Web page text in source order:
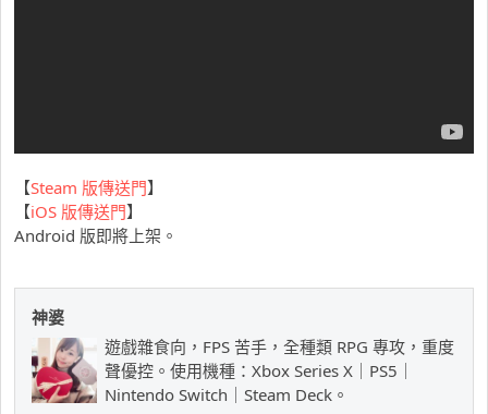
【Steam 版傳送門】
【iOS 版傳送門】
Android 版即將上架。
神婆
遊戲雜食向，FPS 苦手，全種類 RPG 專攻，重度
聲優控。使用機種：Xbox Series X｜PS5｜
Nintendo Switch｜Steam Deck。